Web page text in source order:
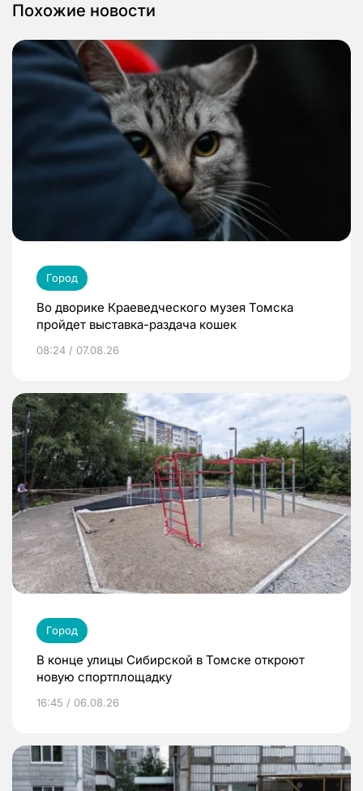
Похожие новости
Город
Во дворике Краеведческого музея Томска
пройдет выставка-раздача кошек
08:24 / 07.08.26
Город
В конце улицы Сибирской в Томске откроют
новую спортплощадку
16:45 / 06.08.26